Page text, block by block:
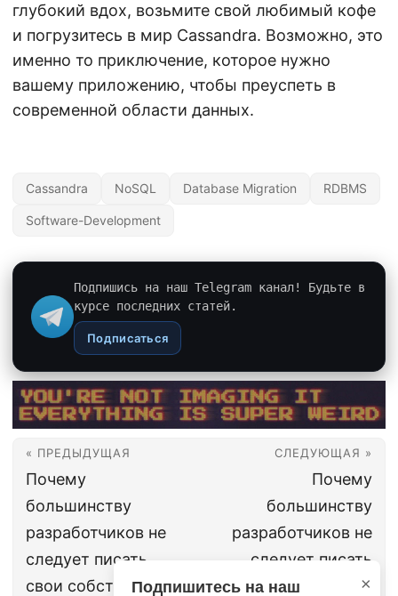
×
Подпишитесь на наш
глубокий вдох, возьмите свой любимый кофе
и погрузитесь в мир Cassandra. Возможно, это
именно то приключение, которое нужно
вашему приложению, чтобы преуспеть в
современной области данных.
Cassandra NoSQL Database Migration RDBMS
Software-Development
Подпишись на наш Telegram канал! Будьте в
курсе последних статей.
Подписаться
« ПРЕДЫДУЩАЯ
Почему
большинству
разработчиков не
следует писать
свои собственные
СЛЕДУЮЩАЯ »
Почему
большинству
разработчиков не
следует писать
свои собственные